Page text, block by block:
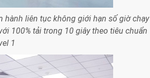
hành liên tục không giới hạn số giờ chạy
100% tải trong 10 giây theo tiêu chuẩn
1